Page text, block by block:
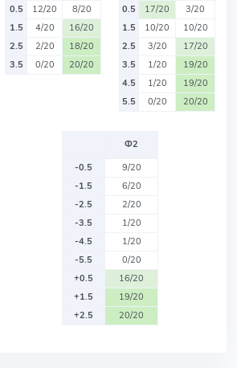
0.5
12/20
8/20
1.5
4/20
16/20
2.5
2/20
18/20
3.5
0/20 20/20
0.5
17/20
3/20
1.5
10/20
10/20
2.5
3/20
17/20
3.5
1/20
19/20
4.5
1/20
19/20
5.5
0/20 20/20
Ф2
-0.5
9/20
-1.5
6/20
-2.5
2/20
-3.5
1/20
-4.5
1/20
-5.5
0/20
+0.5
16/20
+1.5
19/20
+2.5
20/20